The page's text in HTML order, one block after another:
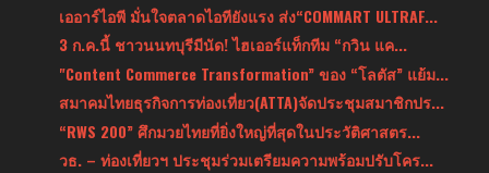
เออาร์ไอพี มั่นใจตลาดไอทียังแรง ส่ง“COMMART ULTRAF...
3 ก.ค.นี้ ชาวนนทบุรีมีนัด! ไฮเออร์แท็กทีม “กวิน แค...
"Content Commerce Transformation” ของ “โลตัส” แย้ม...
สมาคมไทยธุรกิจการท่องเที่ยว(ATTA)จัดประชุมสมาชิกปร...
“RWS 200” ศึกมวยไทยที่ยิ่งใหญ่ที่สุดในประวัติศาสตร...
วธ. – ท่องเที่ยวฯ ประชุมร่วมเตรียมความพร้อมปรับโคร...